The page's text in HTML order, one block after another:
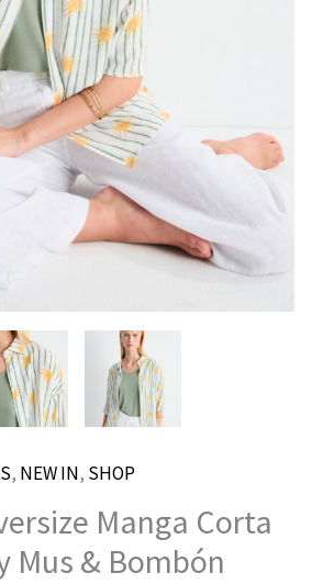
, NEW IN, SHOP
Manga Corta
Mus & Bombón